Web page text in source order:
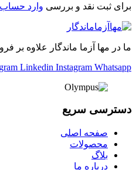
برای ثبت نقد و بررسی وارد
ما در مها آزما ماندگار علاوه بر
Linkedin Instagram Whatsapp
دسترسی سریع
صفحه اصلی
محصولات
بلاگ
درباره ما